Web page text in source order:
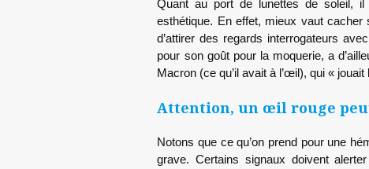
Quant au port de lunettes de soleil, il
esthétique. En effet, mieux vaut
d’attirer des regards interrogateurs
pour son goût pour la moquerie, a
Macron (ce qu’il avait à l’œil), qui «
Attention, un œil rouge
Notons que ce qu’on prend pour une
grave. Certains signaux doivent